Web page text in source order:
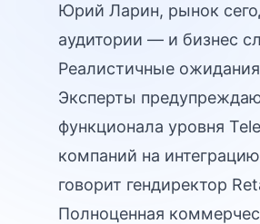
Юрий Ларин, рынок
аудитории — и бизнес
Реалистичные ожидания
Эксперты
функционала уровня
компаний на
говорит гендиректор
Полноценная